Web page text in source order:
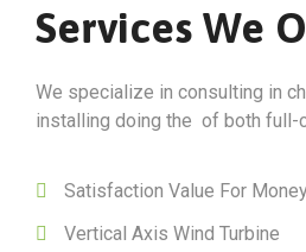
Services We
We specialize in consulting in
installing doing the of both full-
Satisfaction Value For
Vertical Axis Wind Turbine